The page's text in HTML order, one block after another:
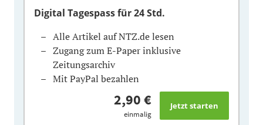
Digital Tagespassfür 24 Std.
Alle Artikel auf NTZ.de lesen
Zugang zum E-Paper inklusive
Zeitungsarchiv
Mit PayPal bezahlen
2,90 €
einmalig